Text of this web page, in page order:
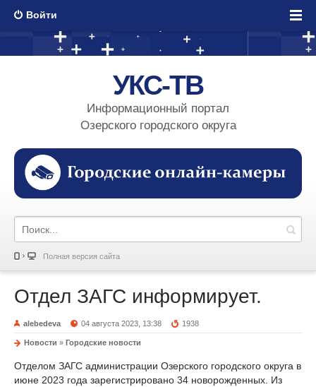
Войти
УКС-ТВ
Информационный портал
Озерского городского округа
Полная версия сайта
Отдел ЗАГС информирует.
alebedeva 04 августа 2023, 13:38 1938
Новости » Городские новости
Отделом ЗАГС администрации Озерского городского округа в
июне 2023 года зарегистрировано 34 новорожденных. Из